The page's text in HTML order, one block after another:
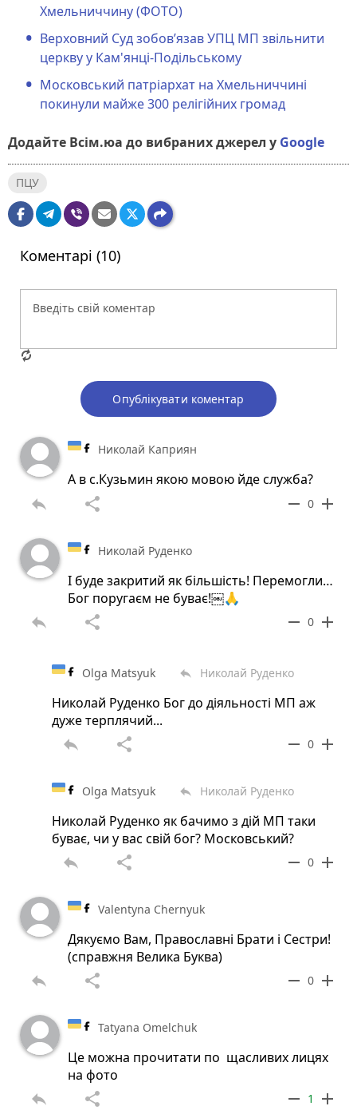
Хмельниччину (ФОТО)
Верховний Суд зобовʼязав УПЦ МП звільнити
церкву у Кам'янці-Подільському
Московський патріархат на Хмельниччині
покинули майже 300 релігійних громад
Додайте Всім.юа до вибраних джерел у Google
ПЦУ
Коментарі (10)
Опублікувати коментар
Николай Каприян
А в с.Кузьмин якою мовою йде служба?
reply share remove 0 add
Николай Руденко
І буде закритий як більшість! Перемогли…
Бог поругаєм не буває!￼🙏
reply share remove 0 add
Olga Matsyuk reply Николай Руденко
Николай Руденко Бог до діяльності МП аж
дуже терплячий...
reply share remove 0 add
Olga Matsyuk reply Николай Руденко
Николай Руденко як бачимо з дій МП таки
буває, чи у вас свій бог? Московський?
reply share remove 0 add
Valentyna Chernyuk
Дякуємо Вам, Православні Брати і Сестри!
(справжня Велика Буква)
reply share remove 0 add
Tatyana Omelchuk
Це можна прочитати по щасливих лицях
на фото
reply share remove 1 add